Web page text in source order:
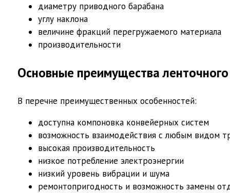
диаметру приводного барабана
углу наклона
величине фракций перегружаемого материала
производительности
Основные преимущества ленточного
В перечне преимущественных особенностей:
доступна компоновка конвейерных систем
возможность взаимодействия с любым видом
высокая производительность
низкое потребление электроэнергии
низкий уровень вибрации и шума
ремонтопригодность и возможность замены